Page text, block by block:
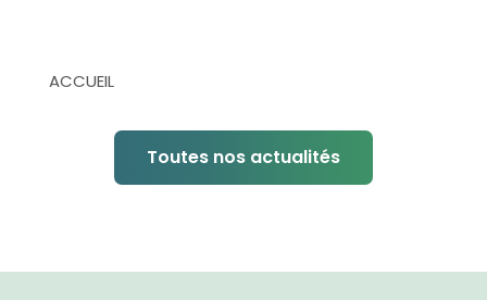
ACCUEIL
Toutes nos actualités